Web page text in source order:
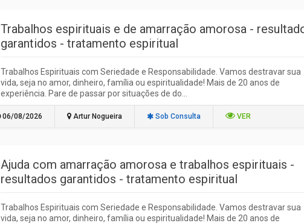
Trabalhos espirituais e de amarração amorosa -
garantidos - tratamento espiritual
Trabalhos Espirituais com Seriedade e Responsabilidade. Vamos destravar sua
vida, seja no amor, dinheiro, família ou espiritualidade! Mais de 20 anos de
experiência. Pare de passar por situações de do...
06/08/2026 Artur Nogueira Sob Consulta VER
Ajuda com amarração amorosa e trabalhos espirituais -
resultados garantidos - tratamento espiritual
Trabalhos Espirituais com Seriedade e Responsabilidade. Vamos destravar sua
vida, seja no amor, dinheiro, família ou espiritualidade! Mais de 20 anos de